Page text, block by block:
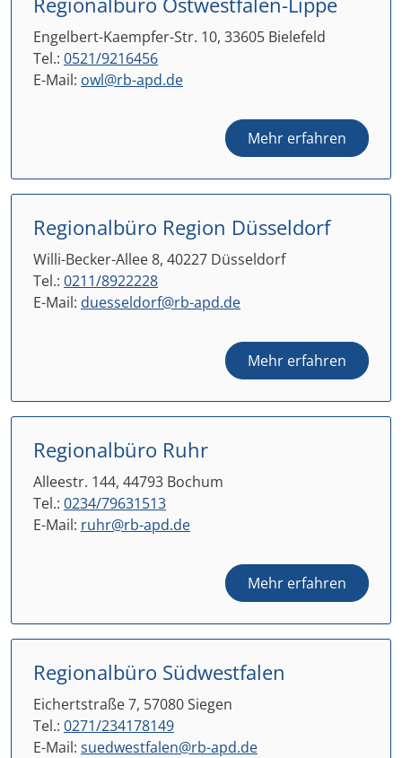
Engelbert-Kaempfer-Str. 10, 33605 Bielefeld
Tel.: 0521/9216456
E-Mail: owl@rb-apd.de
Mehr erfahren
Regionalbüro Region Düsseldorf
Willi-Becker-Allee 8, 40227 Düsseldorf
Tel.: 0211/8922228
E-Mail: duesseldorf@rb-apd.de
Mehr erfahren
Regionalbüro Ruhr
Alleestr. 144, 44793 Bochum
Tel.: 0234/79631513
E-Mail: ruhr@rb-apd.de
Mehr erfahren
Regionalbüro Südwestfalen
Eichertstraße 7, 57080 Siegen
Tel.: 0271/234178149
E-Mail: suedwestfalen@rb-apd.de